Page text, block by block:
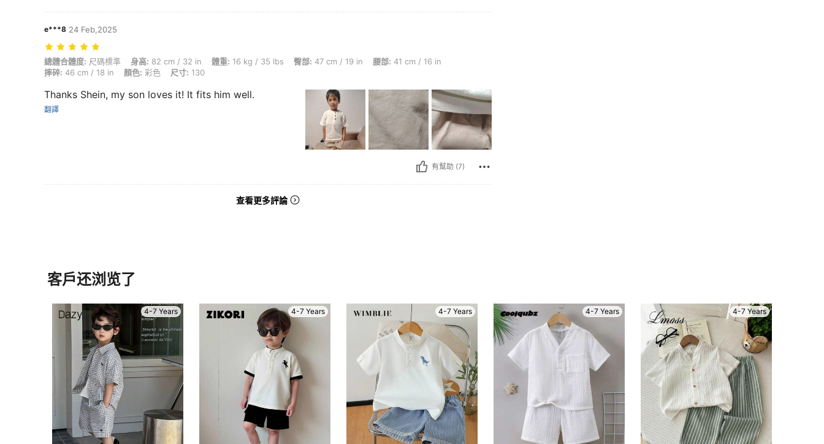
e***8 24 Feb,2025
總體合體度: 尺碼標準, 身高: 82 cm / 32 in, 體重: 16 kg / 35 lbs, 臀部: 47 cm / 19 in, 腰部: 41 cm / 16 in, 摔碎: 46 cm / 18 in, 顏色: 彩色, 尺寸: 130
總體合體度: 尺碼標準 身高: 82 cm / 32 in 體重: 16 kg / 35 lbs 臀部: 47 cm / 19 in 腰部: 41 cm / 16 in
摔碎: 46 cm / 18 in 顏色: 彩色 尺寸: 130
Thanks Shein, my son loves it! It fits him well.
翻譯
有幫助 (7)
查看更多評論
客戶还浏览了
4-7 Years 4-7 Years 4-7 Years 4-7 Years 4-7 Years